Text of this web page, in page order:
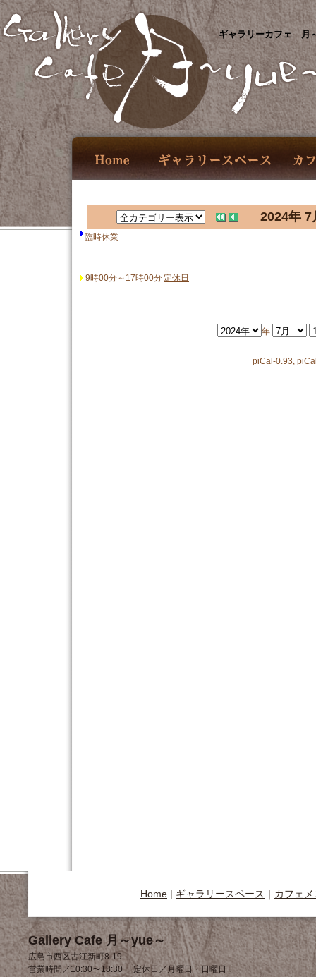
ギャラリーカフェ 月
2024年 7
臨時休業
9時00分～17時00分 定休日
年
piCal-0.93,
Home | ギャラリースペース ｜ カフェ
Gallery Cafe 月～yue～
広島市西区古江新町8-19
営業時間／10:30〜18:30 定休日／月曜日・日曜日